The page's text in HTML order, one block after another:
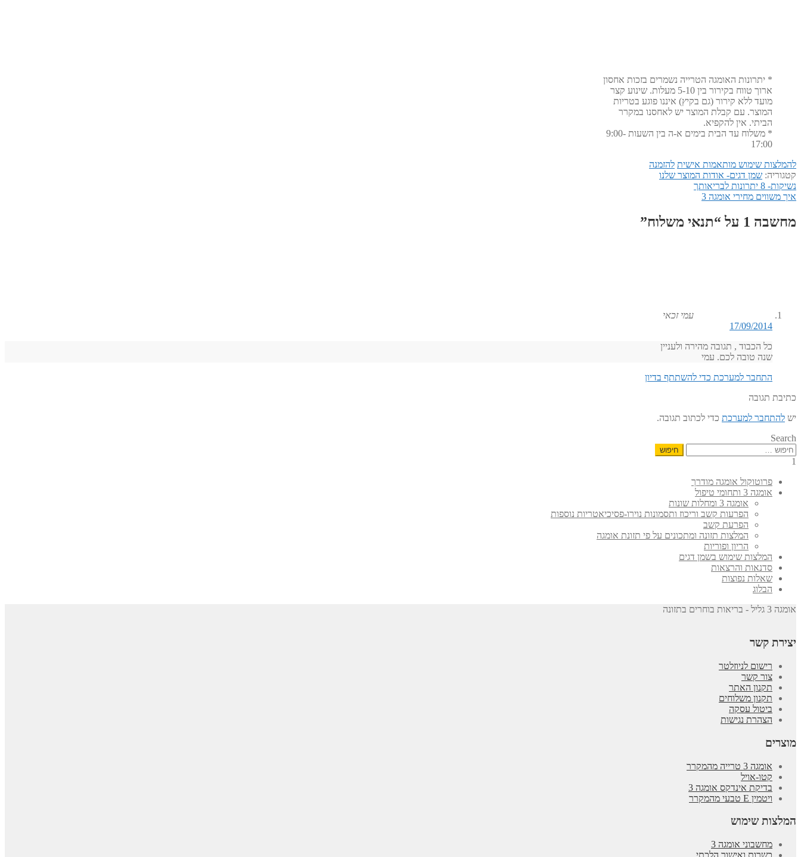
* יתרונות האומגה הטרייה נשמרים בזכות אחסון
ארוך טווח בקירור בין 5-10 מעלות. שינוע קצר
מועד ללא קירור (גם בקיץ) איננו פוגע בטריות
המוצר. עם קבלת המוצר יש לאחסנו במקרר
הביתי. אין להקפיא.
* משלוח עד הבית בימים א-ה בין השעות 9:00-
17:00
להמלצות שימוש מותאמות אישית להזמנה
קטגוריה: שמן דגים- אודות המוצר שלנו
ניווט
הפוסט
הקודם:
נשיקות- 8 יתרונות לבריאותך
הפוסט
איך משווים מחירי אומגה 3
מחשבה 1 על “ תנאי משלוח”
עמי זכאי
17/09/2014
כל הכבוד , תגובה מהירה ולעניין
שנה טובה לכם. עמי
התחבר למערכת כדי להשתתף בדיון
כתיבת תגובה
יש להתחבר למערכת כדי לכתוב תגובה.
Search
חיפוש:
1
פרוטוקול אומגה מודרך
אומגה 3 ותחומי טיפול
אומגה 3 ומחלות שונות
הפרעות קשב וריכוז ותסמונות נוירו-פסיכיאטריות נוספות
הפרעת קשב
המלצות תזונה ומתכונים על פי תזונת אומגה
הריון ופוריות
המלצות שימוש בשמן דגים
סדנאות והרצאות
שאלות נפוצות
הבלוג
אומגה 3 גליל - בריאות בוחרים בתזונה
יצירת קשר
רישום לניוזלטר
צור קשר
תקנון האתר
תקנון משלוחים
ביטול עסקה
הצהרת נגישות
מוצרים
אומגה 3 טרייה מהמקרר
קטו-אויל
בדיקת אינדקס אומגה 3
ויטמין E טבעי מהמקרר
המלצות שימוש
מחשבוני אומגה 3
כשרות ואישור הלכתי